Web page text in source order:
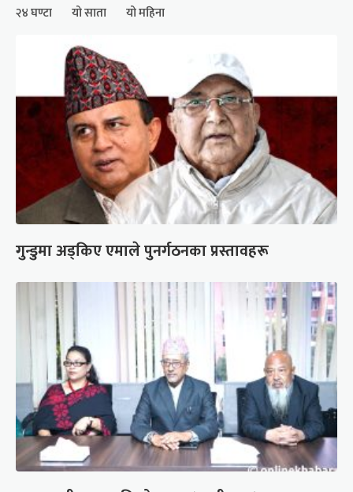
२४ घण्टा यो साता यो महिना
गुन्डुमा अड्किए एमाले पुनर्गठनका प्रस्तावहरू